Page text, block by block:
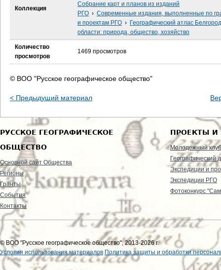
Коллекция
Собрание карт и планов из изданий
РГО › Современные издания, выполненные по
и проектам РГО › Географический атлас
области: природа, общество, хозяйство
Количество
просмотров
1469 просмотров
© ВОО "Русское географическое общество"
< Предыдущий материал
РУССКОЕ ГЕОГРАФИЧЕСКОЕ
ОБЩЕСТВО
Основной сайт Общества
Регионы
Гранты
События
Контакты
ПРОЕКТЫ И
Молодежный клуб
Географический
Экспедиции и
Экспедиции РГО
Фотоконкурс
© ВОО "Русское географическое общество", 2013-2026 г.
Условия использования материалов Политика защиты и обработки